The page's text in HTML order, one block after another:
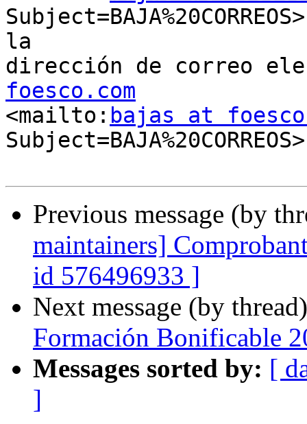
la
dirección de correo
foesco.com
<mailto: bajas at
Subject=BAJA%20CORREOS>
Previous message (by
maintainers]
id 576496933 ]
Next message (by
Formación Bonificable
Messages sorted by: [
]